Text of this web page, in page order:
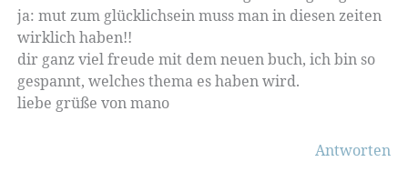
ja: mut zum glücklichsein muss man in diesen zeiten
wirklich haben!!
dir ganz viel freude mit dem neuen buch, ich bin so
gespannt, welches thema es haben wird.
liebe grüße von mano
Antworten